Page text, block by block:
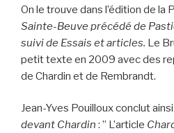
On le trouve dans l’édition de la
Sainte-Beuve précédé de
suivi de Essais et articles. Le
petit texte en 2009 avec des
de Chardin et de Rembrandt.
Jean-Yves Pouilloux conclut
devant Chardin : ” L’article